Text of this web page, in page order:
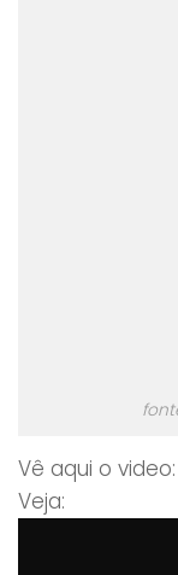
Vê aqui o video:
Veja: